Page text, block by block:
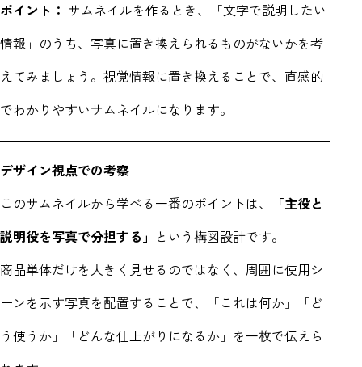
ポイント： サムネイルを作るとき、「文字で説明したい
情報」のうち、写真に置き換えられるものがないかを考
えてみましょう。視覚情報に置き換えることで、直感的
でわかりやすいサムネイルになります。
デザイン視点での考察
このサムネイルから学べる一番のポイントは、
「主役と
説明役を写真で分担する」 という構図設計です。
商品単体だけを大きく見せるのではなく、周囲に使用シ
ーンを示す写真を配置することで、「これは何か」「ど
う使うか」「どんな仕上がりになるか」を一枚で伝えら